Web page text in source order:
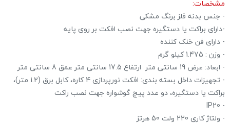
مشخصات:
- جنس بدنه فلز برنگ مشکی
-دارای براکت یا دستگیره جهت نصب افکت بر روی پایه
- دارای فن خنک کننده
- وزن : 1.475 کیلو گرم
- ابعاد: عرض 19 سانتی متر ارتفاع 17.5 سانتی متر عمق 8 سانتی متر
- تجهیزات داخل بسته بندی: افکت نورپردازی 4 کاره، کابل برق (1.2 متر)،
براکت یا دستگیره، دو عدد پیچ گوشواره جهت نصب راکت
- IP20
- ولتاژ کاری 220 ولت 50 هرتز